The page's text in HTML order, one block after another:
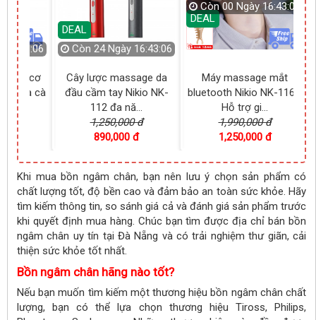
16:43:05
nâng cơ
và cà
DEAL
Còn 24 Ngày 16:43:05
Cây lược massage da
đầu cầm tay Nikio NK-
112 đa nă...
1,250,000 đ
890,000 đ
DEAL
Còn00 Ngày 16:43:04
Máy massage mắt
bluetooth Nikio NK-116 -
Hỗ trợ gi...
1,990,000 đ
1,250,000 đ
Khi mua bồn ngâm chân, bạn nên lưu ý chọn sản phẩm có
chất lượng tốt, độ bền cao và đảm bảo an toàn sức khỏe. Hãy
tìm kiếm thông tin, so sánh giá cả và đánh giá sản phẩm trước
khi quyết định mua hàng. Chúc bạn tìm được địa chỉ bán bồn
ngâm chân uy tín tại Đà Nẵng và có trải nghiệm thư giãn, cải
thiện sức khỏe tốt nhất.
Bồn ngâm chân hãng nào tốt?
Nếu bạn muốn tìm kiếm một thương hiệu bồn ngâm chân chất
lượng, bạn có thể lựa chọn thương hiệu Tiross, Philips,